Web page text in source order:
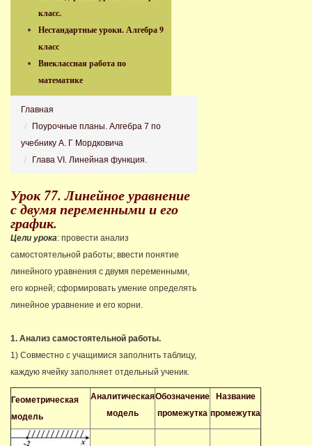
класс.
Нестандартные уроки. Алгебра 9
класс
Внеклассная работа по
математике
Главная
Поурочные планы. Алгебра 7 по
учебнику А. Г Мордковича
Глава VI. Линейная функция.
Урок 77. Линейное уравнение
с двумя переменными и его
график.
Цели урока: провести анализ
самостоятельной работы; ввести понятие
линейного уравнения с двумя переменными,
его корней; сформировать умение определять
линейное уравнение и его корни.
1. Анализ самостоятельной работы.
1) Совместно с учащимися заполнить таблицу,
каждую ячейку заполняет отдельный ученик.
Геометрическая
модель
Аналитическая
модель
Обозначение
промежутка
Название
промежутка